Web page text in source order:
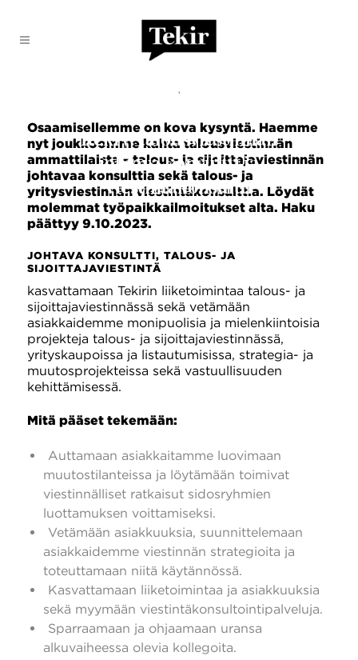
,
Rekry: talousviestinnän
johtava konsultti ja
viestintäkonsultti
Osaamisellemme on kova kysyntä. Haemme
nyt joukkoomme kahta talousviestinnän
ammattilaista – talous- ja sijoittajaviestinnän
johtavaa konsulttia sekä talous- ja
yritysviestinnän viestintäkonsulttia. Löydät
molemmat työpaikkailmoitukset alta. Haku
päättyy 9.10.2023.
JOHTAVA KONSULTTI, TALOUS- JA
SIJOITTAJAVIESTINTÄ
kasvattamaan Tekirin liiketoimintaa talous- ja
sijoittajaviestinnässä sekä vetämään
asiakkaidemme monipuolisia ja mielenkiintoisia
projekteja talous- ja sijoittajaviestinnässä,
yrityskaupoissa ja listautumisissa, strategia- ja
muutosprojekteissa sekä vastuullisuuden
kehittämisessä.
Mitä pääset tekemään:
Auttamaan asiakkaitamme luovimaan
muutostilanteissa ja löytämään toimivat
viestinnälliset ratkaisut sidosryhmien
luottamuksen voittamiseksi.
Vetämään asiakkuuksia, suunnittelemaan
asiakkaidemme viestinnän strategioita ja
toteuttamaan niitä käytännössä.
Kasvattamaan liiketoimintaa ja asiakkuuksia
sekä myymään viestintäkonsultointipalveluja.
Sparraamaan ja ohjaamaan uransa
alkuvaiheessa olevia kollegoita.